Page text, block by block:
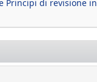
Principi di revisione